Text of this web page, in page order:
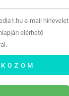
e-mail hírlevelet
elérhető